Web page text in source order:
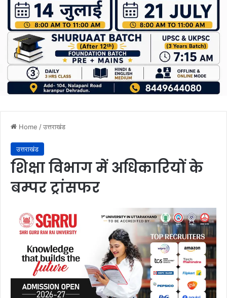
Home /उत्तराखंड
उत्तराखंड
शिक्षा विभाग में अधिकारियों के
बम्पर ट्रांसफर